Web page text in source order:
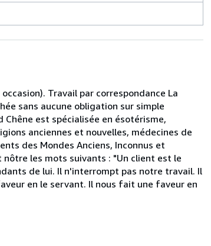
Travail par correspondance La
sans aucune obligation sur simple
est spécialisée en ésotérisme,
anciennes et nouvelles, médecines de
des Mondes Anciens, Inconnus et
les mots suivants : "Un client est le
de lui. Il n'interrompt pas notre travail. Il
en le servant. Il nous fait une faveur en